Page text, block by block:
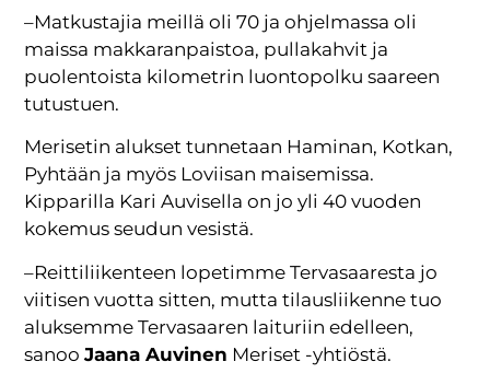
–Matkustajia meillä oli 70 ja ohjelmassa oli
maissa makkaranpaistoa, pullakahvit ja
puolentoista kilometrin luontopolku saareen
tutustuen.
Merisetin alukset tunnetaan Haminan, Kotkan,
Pyhtään ja myös Loviisan maisemissa.
Kipparilla Kari Auvisella on jo yli 40 vuoden
kokemus seudun vesistä.
–Reittiliikenteen lopetimme Tervasaaresta jo
viitisen vuotta sitten, mutta tilausliikenne tuo
aluksemme Tervasaaren laituriin edelleen,
sanooJaana Auvinen Meriset -yhtiöstä.